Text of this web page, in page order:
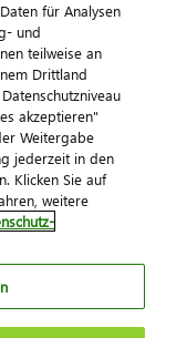
Kontakt
für Analysen
und
teilweise an
Drittland
akzeptieren"
Weitergabe
jederzeit in den
Klicken Sie auf
weitere